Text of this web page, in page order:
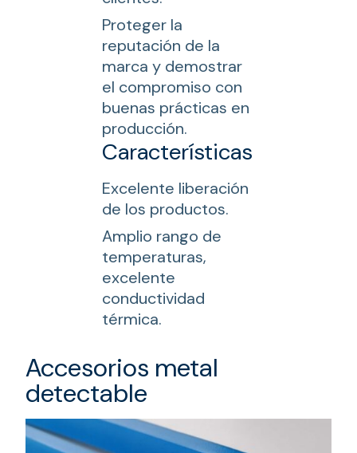
Proteger la
reputación de la
marca y demostrar
el compromiso con
buenas prácticas en
producción.
Características
Excelente liberación
de los productos.
Amplio rango de
temperaturas,
excelente
conductividad
térmica.
Accesorios metal
detectable